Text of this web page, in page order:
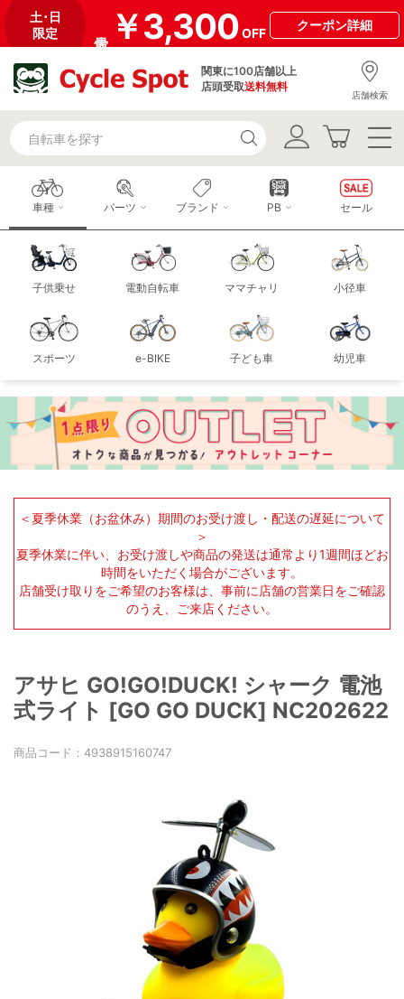
土･日
限定
￥3,300OFF
クーポン詳細
関東に100店舗以上
店頭受取送料無料
店舗検索
車種
子供乗せ 電動自転車 ママチャリ 小径車
スポーツ e-BIKE 子ども車 幼児車
パーツ ブランド PB セール
＜夏季休業（お盆休み）期間のお受け渡し・配送の遅延について
＞
夏季休業に伴い、お受け渡しや商品の発送は通常より1週間ほどお
時間をいただく場合がございます。
店舗受け取りをご希望のお客様は、事前に店舗の営業日をご確認
のうえ、ご来店ください。
アサヒ GO!GO!DUCK! シャーク 電池
式ライト [GO GO DUCK] NC202622
商品コード： 4938915160747